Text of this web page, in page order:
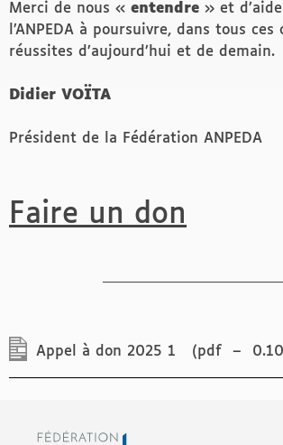
Merci de nous « entendre » et
l’ANPEDA à poursuivre, dans tous
réussites d’aujourd’hui et de demain.
Didier VOÏTA
Président de la Fédération ANPEDA
Faire un don
Appel à don 2025 1 (pdf –